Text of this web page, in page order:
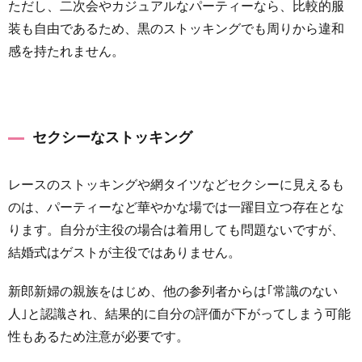
ただし、二次会やカジュアルなパーティーなら、比較的服
装も自由であるため、黒のストッキングでも周りから違和
感を持たれません。
セクシーなストッキング
レースのストッキングや網タイツなどセクシーに見えるも
のは、パーティーなど華やかな場では一躍目立つ存在とな
ります。自分が主役の場合は着用しても問題ないですが、
結婚式はゲストが主役ではありません。
新郎新婦の親族をはじめ、他の参列者からは｢常識のない
人｣と認識され、結果的に自分の評価が下がってしまう可能
性もあるため注意が必要です。